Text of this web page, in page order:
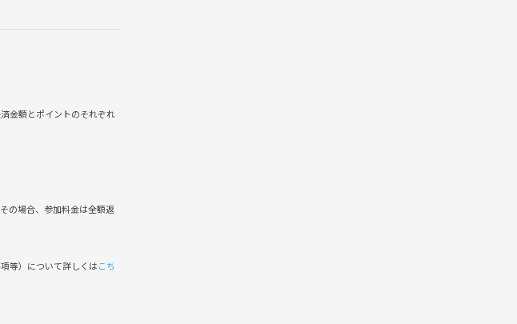
金額とポイントのそれぞれ
の場合、参加料金は全額返
等）について詳しくはこち